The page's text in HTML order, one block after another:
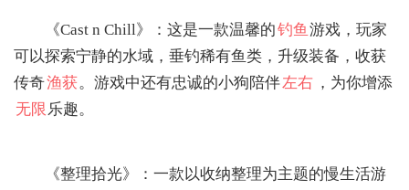
‌《Cast n Chill》‌：这是一款温馨的钓鱼 游戏，玩家
可以探索宁静的水域，垂钓稀有鱼类，升级装备，收获
传奇渔获。游戏中还有忠诚的小狗陪伴左右 ，为你增添
无限 乐趣。
‌《整理拾光》‌：一款以收纳整理为主题的慢生活游